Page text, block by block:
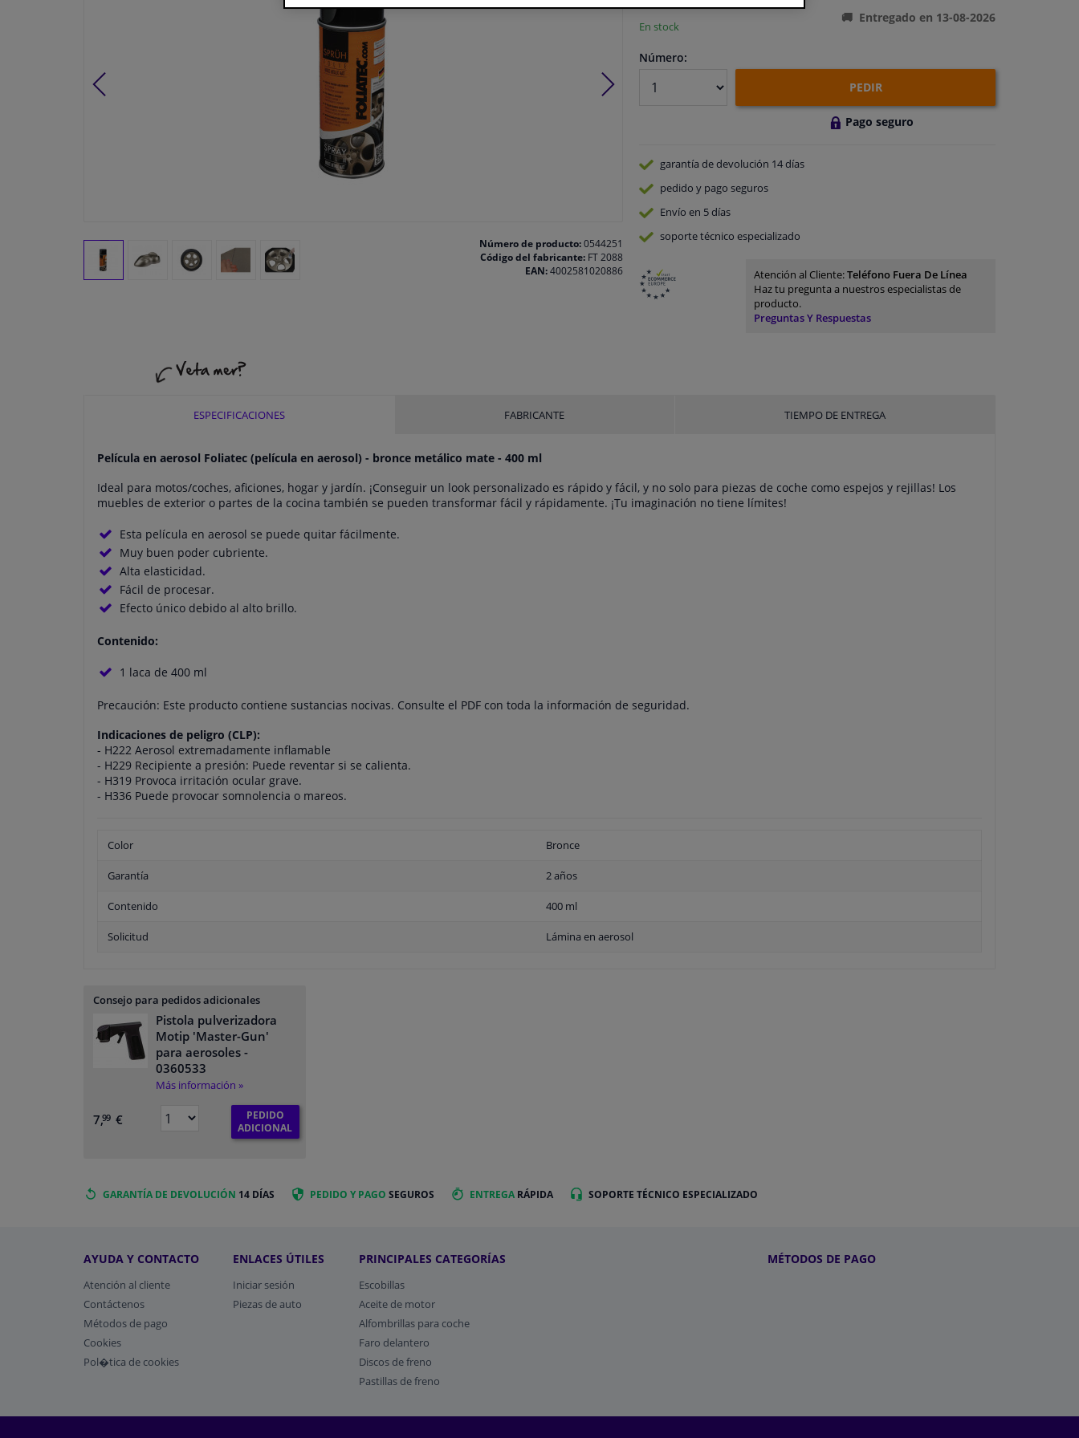
Número de producto:0544251
Código del fabricante:FT 2088
EAN:4002581020886
En stock
Entregado en 13-08-2026
Número:
PEDIR
Pago seguro
garantía de devolución 14 días
pedido y pago seguros
Envío en 5 días
soporte técnico especializado
Atención al Cliente:Teléfono Fuera De Línea
Haz tu pregunta a nuestros especialistas de
producto.
Preguntas Y Respuestas
ESPECIFICACIONES FABRICANTE TIEMPO DE ENTREGA
Película en aerosol Foliatec (película en aerosol) - bronce metálico mate - 400 ml
Ideal para motos/coches, aficiones, hogar y jardín. ¡Conseguir un look personalizado es rápido y fácil, y no solo para piezas de coche como espejos y rejillas! Los
muebles de exterior o partes de la cocina también se pueden transformar fácil y rápidamente. ¡Tu imaginación no tiene límites!
Esta película en aerosol se puede quitar fácilmente.
Muy buen poder cubriente.
Alta elasticidad.
Fácil de procesar.
Efecto único debido al alto brillo.
Contenido:
1 laca de 400 ml
Precaución: Este producto contiene sustancias nocivas. Consulte el PDF con toda la información de seguridad.
Indicaciones de peligro (CLP):
- H222 Aerosol extremadamente inflamable
- H229 Recipiente a presión: Puede reventar si se calienta.
- H319 Provoca irritación ocular grave.
- H336 Puede provocar somnolencia o mareos.
Color Bronce
Garantía 2 años
Contenido 400 ml
Solicitud Lámina en aerosol
Consejo para pedidos adicionales
Pistola pulverizadora
Motip 'Master-Gun'
para aerosoles -
0360533
Más información »
7,99 €
PEDIDO
ADICIONAL
GARANTÍA DE DEVOLUCIÓN 14 DÍAS PEDIDO Y PAGO SEGUROS ENTREGA RÁPIDA SOPORTE TÉCNICO ESPECIALIZADO
AYUDA Y CONTACTO
Atención al cliente
Contáctenos
Métodos de pago
​Cookies
Pol�tica de cookies
ENLACES ÚTILES
Iniciar sesión
Piezas de auto
PRINCIPALES CATEGORÍAS
Escobillas
Aceite de motor
Alfombrillas para coche
Faro delantero
Discos de freno
Pastillas de freno
MÉTODOS DE PAGO